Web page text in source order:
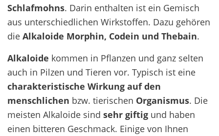
Schlafmohns. Darin enthalten ist ein Gemisch
aus unterschiedlichen Wirkstoffen. Dazu gehören
die Alkaloide Morphin, Codein und Thebain.
Alkaloide kommen in Pflanzen und ganz selten
auch in Pilzen und Tieren vor. Typisch ist eine
charakteristische Wirkung auf den
menschlichen bzw. tierischen Organismus. Die
meisten Alkaloide sind sehr giftig und haben
einen bitteren Geschmack. Einige von Ihnen